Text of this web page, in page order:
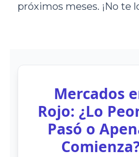
próximos meses. ¡No te
Mercados
Rojo: ¿Lo
Pasó o